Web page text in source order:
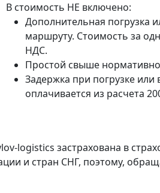
В стоимость НЕ включено:
Дополнительная погрузка
маршруту. Стоимость за
НДС.
Простой свыше
Задержка при погрузке или
оплачивается из расчета
logistics застрахована в
и стран СНГ, поэтому,